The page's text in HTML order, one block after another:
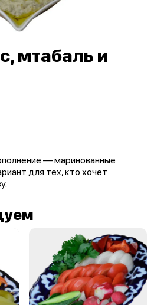
мтабаль и
— маринованные
для тех, кто хочет